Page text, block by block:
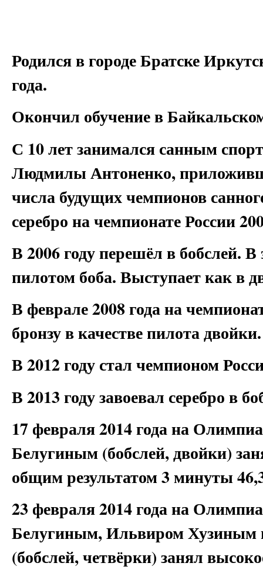
Родился в городе Братске
года.
Окончил обучение в
С 10 лет занимался санным
Людмилы Антоненко,
числа будущих чемпионов
серебро на чемпионате России
В 2006 году перешёл в бобслей.
пилотом боба. Выступает как в
В феврале 2008 года на
бронзу в качестве пилота двойки.
В 2012 году стал чемпионом
В 2013 году завоевал серебро в
17 февраля 2014 года на
Белугиным (бобслей, двойки)
общим результатом 3 минуты
23 февраля 2014 года на
Белугиным, Ильвиром
(бобслей, четвёрки) занял